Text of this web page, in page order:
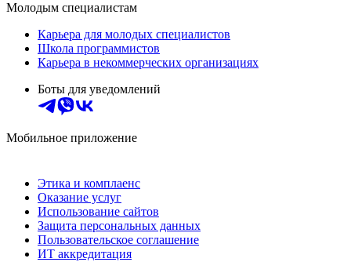
Молодым специалистам
Карьера для молодых специалистов
Школа программистов
Карьера в некоммерческих организациях
Боты для уведомлений
Мобильное приложение
Этика и комплаенс
Оказание услуг
Использование сайтов
Защита персональных данных
Пользовательское соглашение
ИТ аккредитация